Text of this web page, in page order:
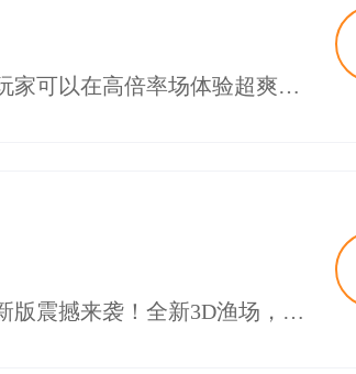
捕鱼新纪元无限狂暴版是一款超高倍率的3d捕鱼游戏。在这款游戏中玩家可以在高倍率场体验超爽的捕鱼玩法，在这个模式中拥有特殊的鱼群，能够为玩家带来丰厚的积分奖励，并且玩家还有机会打开特殊的宝箱来获得道具奖励。此外，玩家可以在参加游戏之前去替换自己的捕鱼炮弹特效，更换弹头来获得新的效果。本页面提供捕鱼新纪元狂暴版安装包。
一场令人心跳加速的捕鱼冒险即将揭开序幕！捕鱼炸翻天修仙捕鱼最新版震撼来袭！全新3D渔场，超强美术表现力，震撼的视听盛宴！姚记出品官方正版，金币福利再升级！！快来《捕鱼炸翻天》这个充满魅力的捕鱼世界里找到属于自己的快乐。